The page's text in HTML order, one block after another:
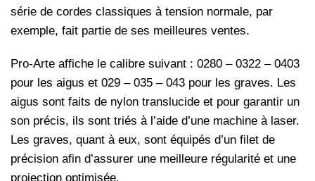
série de cordes classiques à tension normale, par
exemple, fait partie de ses meilleures ventes.
Pro-Arte affiche le calibre suivant : 0280 – 0322 – 0403
pour les aigus et 029 – 035 – 043 pour les graves. Les
aigus sont faits de nylon translucide et pour garantir un
son précis, ils sont triés à l’aide d’une machine à laser.
Les graves, quant à eux, sont équipés d’un filet de
précision afin d’assurer une meilleure régularité et une
projection optimisée.